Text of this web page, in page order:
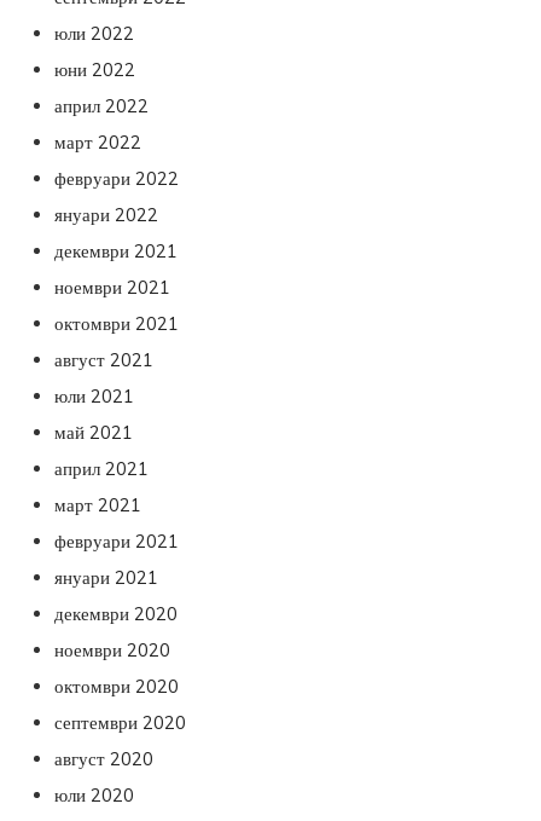
юли 2022
юни 2022
април 2022
март 2022
февруари 2022
януари 2022
декември 2021
ноември 2021
октомври 2021
август 2021
юли 2021
май 2021
април 2021
март 2021
февруари 2021
януари 2021
декември 2020
ноември 2020
октомври 2020
септември 2020
август 2020
юли 2020